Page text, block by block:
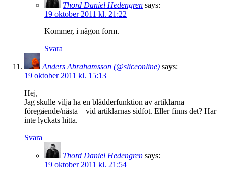
Thord Daniel Hedengren says:
19 oktober 2011 kl. 21:22
Kommer, i någon form.
Svara
Anders Abrahamsson (@sliceonline) says:
19 oktober 2011 kl. 15:13
Hej,
Jag skulle vilja ha en blädderfunktion av artiklarna –
föregående/nästa – vid artiklarnas sidfot. Eller finns det? Har
inte lyckats hitta.
Svara
Thord Daniel Hedengren says:
19 oktober 2011 kl. 21:54